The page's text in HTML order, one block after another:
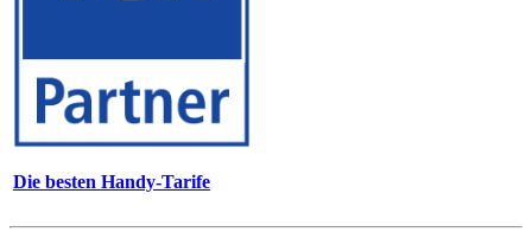
Die besten Handy-Tarife